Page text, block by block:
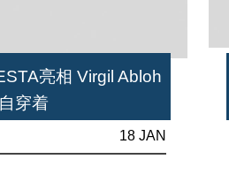
亮相 Virgil Abloh
穿着
18 JAN